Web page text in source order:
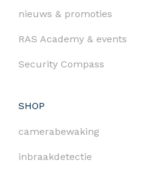
nieuws & promoties
RAS Academy & events
Security Compass
SHOP
camerabewaking
inbraakdetectie